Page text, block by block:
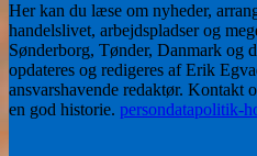
Her kan du læse om nyheder,
handelslivet, arbejdspladser og
Sønderborg, Tønder, Danmark og
opdateres og redigeres af Erik
ansvarshavende redaktør. Kontakt
en god historie. persondatapolitik-